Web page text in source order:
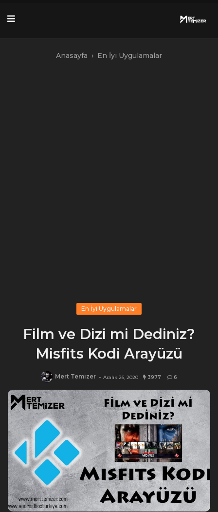
Anasayfa › En İyi Uygulamalar
En İyi Uygulamalar
Film ve Dizi mi Dediniz?
Misfits Kodi Arayüzü
Mert Temizer - Aralık 26, 2020 3977 6